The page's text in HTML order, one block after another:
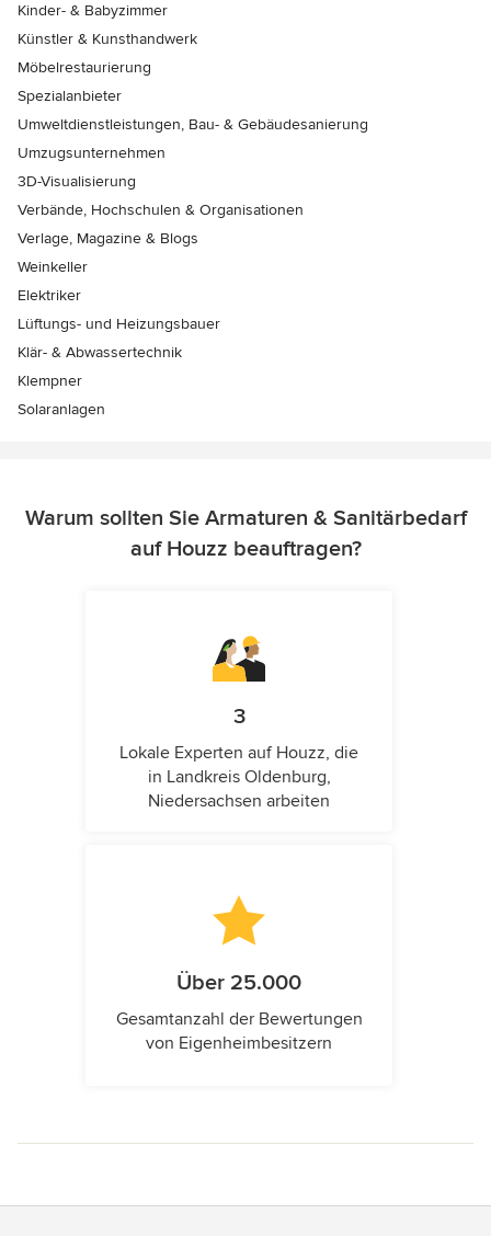
Kinder- & Babyzimmer
Künstler & Kunsthandwerk
Möbelrestaurierung
Spezialanbieter
Umweltdienstleistungen, Bau- & Gebäudesanierung
Umzugsunternehmen
3D-Visualisierung
Verbände, Hochschulen & Organisationen
Verlage, Magazine & Blogs
Weinkeller
Elektriker
Lüftungs- und Heizungsbauer
Klär- & Abwassertechnik
Klempner
Solaranlagen
Warum sollten Sie Armaturen & Sanitärbedarf
auf Houzz beauftragen?
3
Lokale Experten auf Houzz, die
in Landkreis Oldenburg,
Niedersachsen arbeiten
Über 25.000
Gesamtanzahl der Bewertungen
von Eigenheimbesitzern